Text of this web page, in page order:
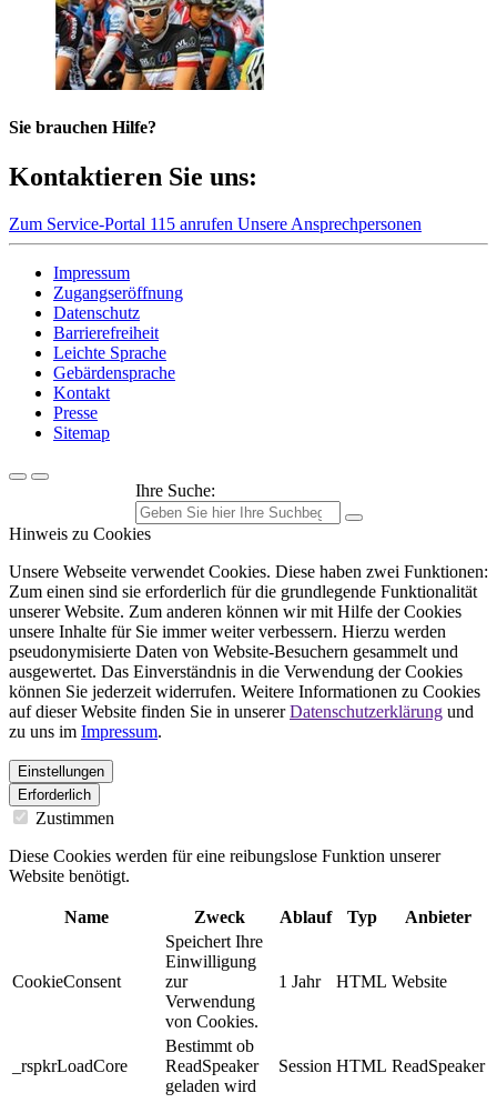
Sie brauchen Hilfe?
Kontaktieren Sie uns:
Zum Service-Portal 115 anrufen Unsere Ansprechpersonen
Impressum
Zugangseröffnung
Datenschutz
Barrierefreiheit
Leichte Sprache
Gebärdensprache
Kontakt
Presse
Sitemap
Ihre Suche:
Hinweis zu Cookies
Unsere Webseite verwendet Cookies. Diese haben zwei Funktionen:
Zum einen sind sie erforderlich für die grundlegende Funktionalität
unserer Website. Zum anderen können wir mit Hilfe der Cookies
unsere Inhalte für Sie immer weiter verbessern. Hierzu werden
pseudonymisierte Daten von Website-Besuchern gesammelt und
ausgewertet. Das Einverständnis in die Verwendung der Cookies
können Sie jederzeit widerrufen. Weitere Informationen zu Cookies
auf dieser Website finden Sie in unsererDatenschutzerklärung und
zu uns im Impressum.
Einstellungen
Erforderlich
Zustimmen
Diese Cookies werden für eine reibungslose Funktion unserer
Website benötigt.
Name Zweck Ablauf Typ Anbieter
CookieConsent
Speichert Ihre
Einwilligung
zur
Verwendung
von Cookies.
1 Jahr HTML Website
_rspkrLoadCore
Bestimmt ob
ReadSpeaker
geladen wird
Session HTML ReadSpeaker